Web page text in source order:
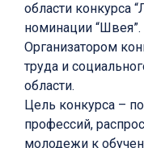
области конкурса
номинации “Швея”.
Организатором
труда и
области.
Цель конкурса –
профессий,
молодежи к